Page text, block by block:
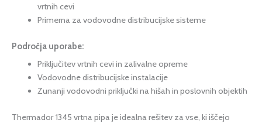
vrtnih cevi
Primerna za vodovodne distribucijske sisteme
Področja uporabe:
Priključitev vrtnih cevi in zalivalne opreme
Vodovodne distribucijske instalacije
Zunanji vodovodni priključki na hišah in poslovnih objektih
Thermador 1345 vrtna pipa je idealna rešitev za vse, ki iščejo